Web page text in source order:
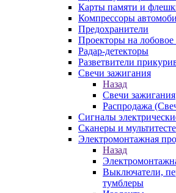
Карты памяти и
Компрессоры
Предохранители
Проекторы на лобовое
Радар-детекторы
Разветвители
Свечи зажигания
Назад
Свечи зажигания
Распродажа
Сигналы
Сканеры и
Электромонтажная
Назад
Выключатели,
тумблеры